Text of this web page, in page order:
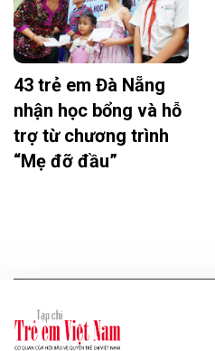
43 trẻ em Đà Nẵng
nhận học bổng và hỗ
trợ từ chương trình
“Mẹ đỡ đầu”